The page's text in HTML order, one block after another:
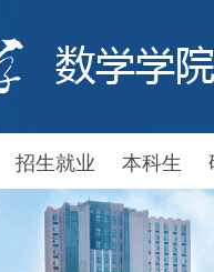
招生就业 本科生